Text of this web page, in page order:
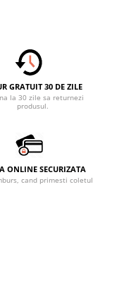
GRATUIT 30 DE ZILE
la 30 zile sa returnezi
produsul.
ONLINE SECURIZATA
cand primesti coletul